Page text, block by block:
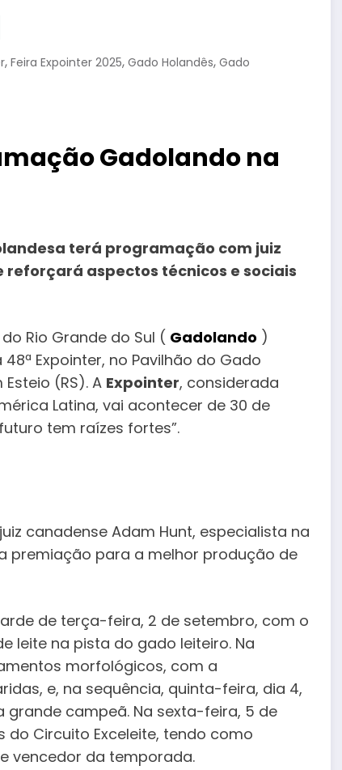
, Feira Expointer 2025, Gado Holandês, Gado
Gadolando na
terá programação com juiz
aspectos técnicos e sociais
Rio Grande do Sul ( Gadolando )
Expointer, no Pavilhão do Gado
(RS). A Expointer, considerada
Latina, vai acontecer de 30 de
tem raízes fortes”.
canadense Adam Hunt, especialista na
premiação para a melhor produção de
de terça-feira, 2 de setembro, com o
leite na pista do gado leiteiro. Na
morfológicos, com a
e, na sequência, quinta-feira, dia 4,
campeã. Na sexta-feira, 5 de
Circuito Exceleite, tendo como
vencedor da temporada.